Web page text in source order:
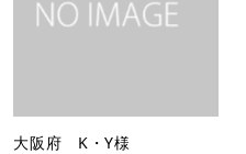
大阪府 K・Y様